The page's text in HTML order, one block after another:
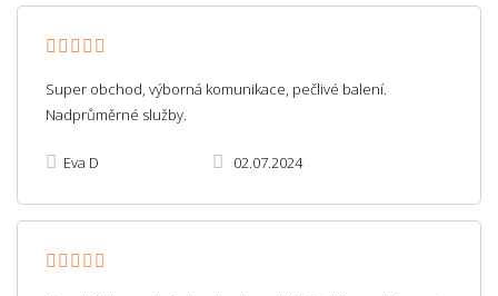
Super obchod, výborná komunikace, pečlivé balení.
Nadprůměrné služby.
Eva D 02.07.2024